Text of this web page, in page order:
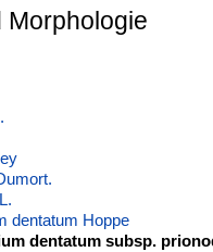
Morphologie
dentatum Hoppe
dentatum subsp.